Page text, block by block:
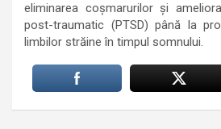
eliminarea coşmarurilor şi
post-traumatic (PTSD) până la
limbilor străine în timpul somnului.